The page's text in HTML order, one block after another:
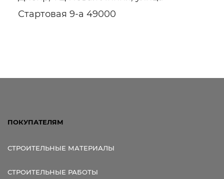
Стартовая 9-а 49000
ПОКУПАТЕЛЯМ
СТРОИТЕЛЬНЫЕ МАТЕРИАЛЫ
СТРОИТЕЛЬНЫЕ РАБОТЫ